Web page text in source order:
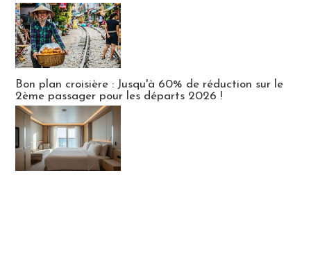
Bon plan croisière : Jusqu'à 60% de réduction sur le
2ème passager pour les départs 2026 !